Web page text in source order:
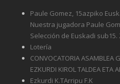
Paule Gomez, 15azpiko
Nuestra jugadora Paule
Selección de Euskadi sub15.
Lotería
CONVOCATORIA ASAMBLEA
EZKURDI KIROL TALDEA ETA
Ezkurdi K.TArripu F.K